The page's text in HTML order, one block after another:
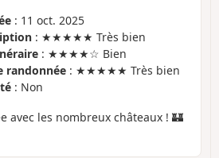
: 11 oct. 2025
: ★★★★★ Très bien
: ★★★★☆ Bien
randonnée : ★★★★★ Très bien
: Non
avec les nombreux châteaux ! 🏰